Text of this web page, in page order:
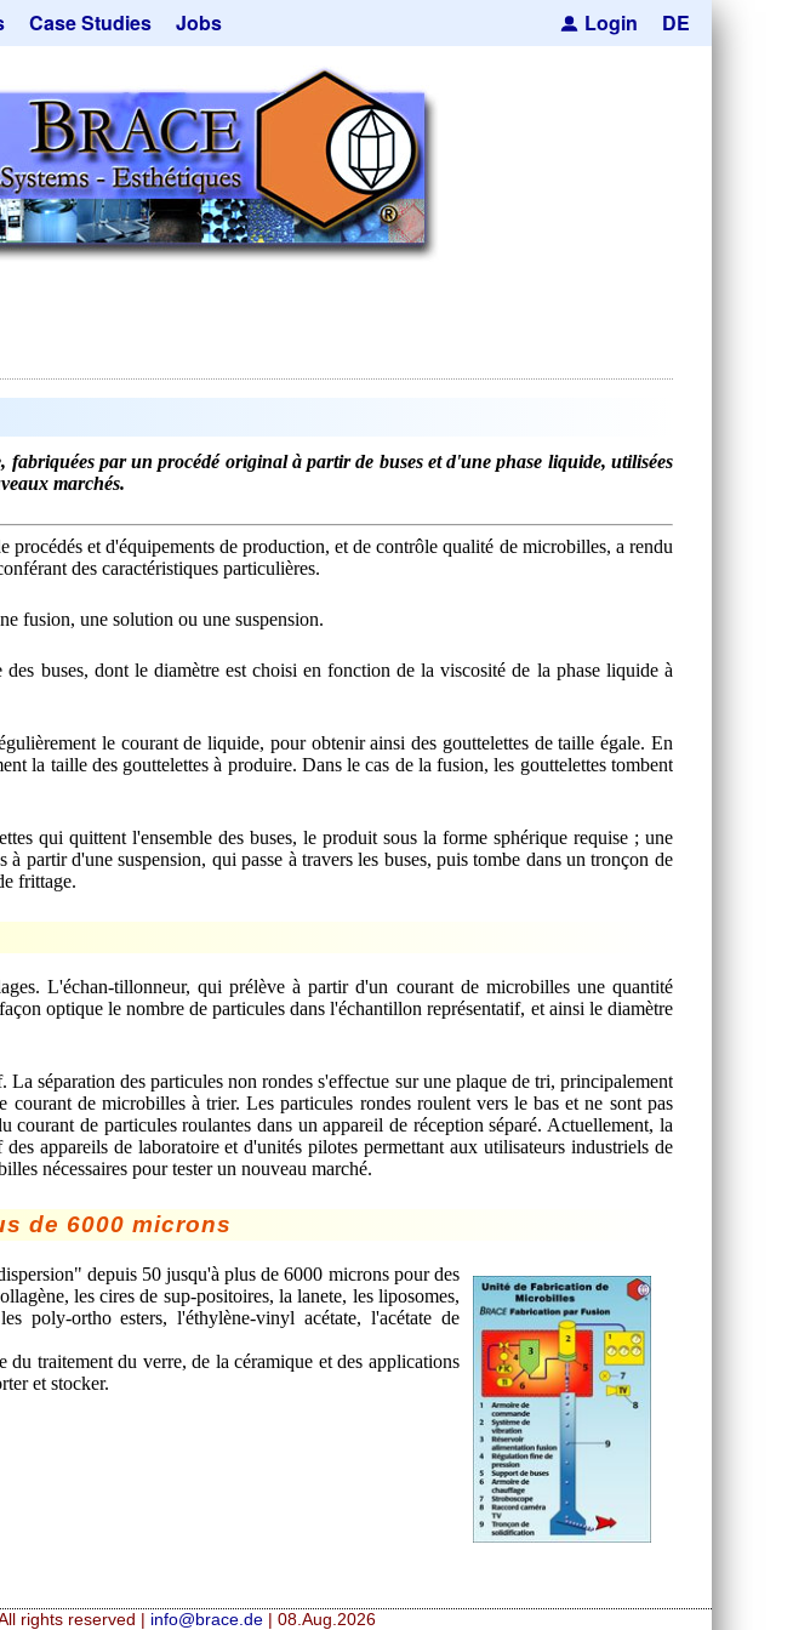
Case Studies
Dust Removal
Emulsifiers
Flavor Capsules
Hollow Spheres
Taste Masking
Inquiry
Jobs Login DE
par un procédé original à partir de buses et d'une phase liquide, utilisées
marchés.
et d'équipements de production, et de contrôle qualité de microbilles, a rendu
des caractéristiques particulières.
fusion, une solution ou une suspension.
buses, dont le diamètre est choisi en fonction de la viscosité de la phase liquide à
le courant de liquide, pour obtenir ainsi des gouttelettes de taille égale. En
la taille des gouttelettes à produire. Dans le cas de la fusion, les gouttelettes tombent
qui quittent l'ensemble des buses, le produit sous la forme sphérique requise ; une
partir d'une suspension, qui passe à travers les buses, puis tombe dans un tronçon de
frittage.
L'échan-tillonneur, qui prélève à partir d'un courant de microbilles une quantité
optique le nombre de particules dans l'échantillon représentatif, et ainsi le diamètre
séparation des particules non rondes s'effectue sur une plaque de tri, principalement
de microbilles à trier. Les particules rondes roulent vers le bas et ne sont pas
de particules roulantes dans un appareil de réception séparé. Actuellement, la
appareils de laboratoire et d'unités pilotes permettant aux utilisateurs industriels de
nécessaires pour tester un nouveau marché.
de 6000 microns
depuis 50 jusqu'à plus de 6000 microns pour des
les cires de sup-positoires, la lanete, les liposomes,
poly-ortho esters, l'éthylène-vinyl acétate, l'acétate de
traitement du verre, de la céramique et des applications
et stocker.
rights reserved | info@brace.de | 08.Aug.2026